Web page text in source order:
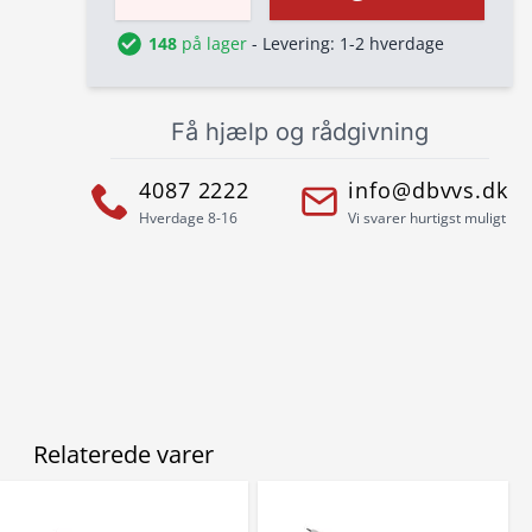
148 på lager - Levering: 1-2 hverdage
Få hjælp og rådgivning
4087 2222
Hverdage 8-16
info@dbvvs.dk
Vi svarer hurtigst muligt
Relaterede varer